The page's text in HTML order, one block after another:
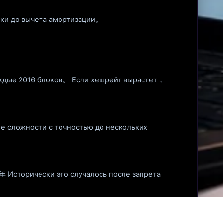
до вычета амортизации。
2016 блоков。 Если хешрейт вырастет，
сложности с точностью до нескольких
это случалось после запрета